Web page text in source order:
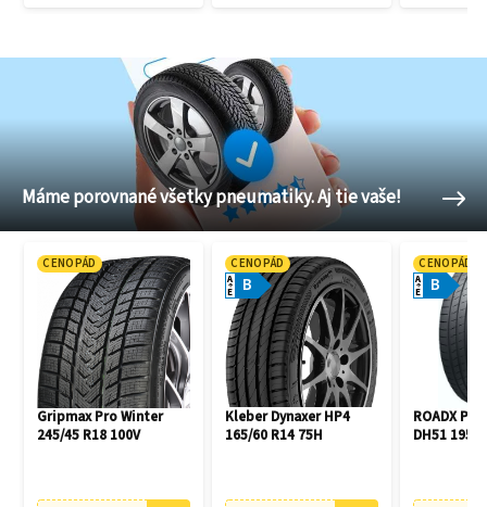
Máme porovnané všetky pneumatiky. Aj tie vaše!
CENOPÁD
Gripmax Pro Winter
245/45 R18 100V
CENOPÁD
B
A
E
Kleber Dynaxer HP4
165/60 R14 75H
CENOPÁD
B
A
E
ROADX
DH51 195/